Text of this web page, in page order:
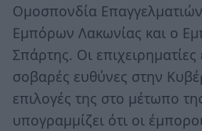
Ομοσπονδία
Εμπόρων Λακωνίας και ο
Σπάρτης. Οι
σοβαρές ευθύνες στην
επιλογές της στο μέτωπο
υπογραμμίζει ότι οι